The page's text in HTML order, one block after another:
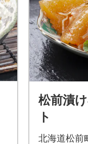
松前漬
ト
北海道松前